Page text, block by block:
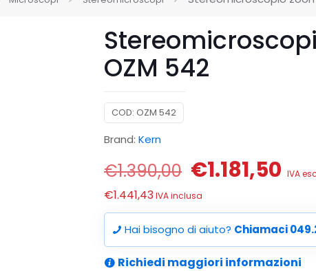
OZM 542
COD: OZM 542
Brand: Kern
€1.390,00 Il
prezzo
originale
era:
€1.390,00.
€1.181,50 Il
è:
IVA
€1.441,43IVA inclusa
Hai bisogno di aiuto? Chiamaci
Richiedi maggiori informazioni